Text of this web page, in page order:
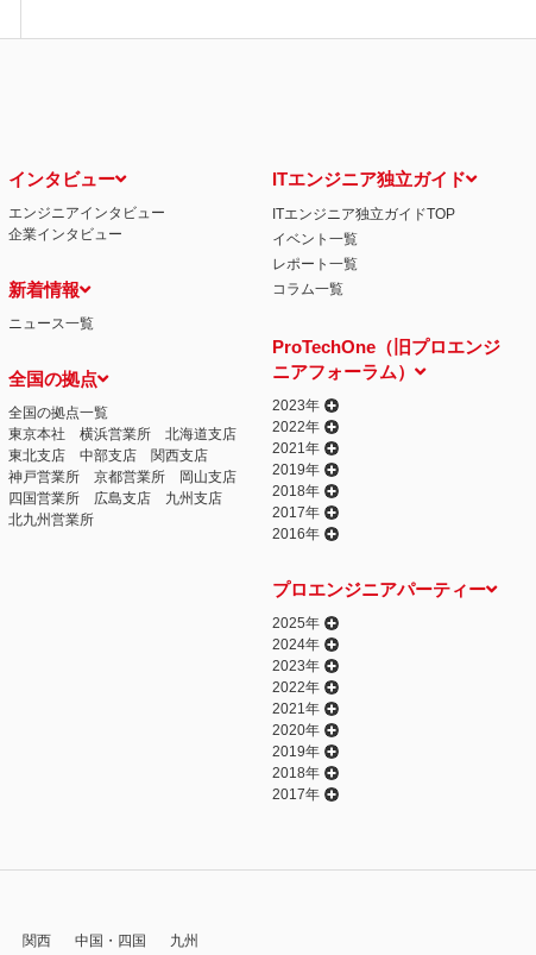
インタビュー
エンジニアインタビュー
企業インタビュー
新着情報
ニュース一覧
全国の拠点
全国の拠点一覧
東京本社
横浜営業所
北海道支店
東北支店
中部支店
関西支店
神戸営業所
京都営業所
岡山支店
四国営業所
広島支店
九州支店
北九州営業所
ITエンジニア独立ガイド
ITエンジニア独立ガイドTOP
イベント一覧
レポート一覧
コラム一覧
ProTechOne（旧プロエンジ
ニアフォーラム）
2023年
2022年
2021年
2019年
2018年
2017年
2016年
プロエンジニアパーティー
2025年
2024年
2023年
2022年
2021年
2020年
2019年
2018年
2017年
関西 中国・四国 九州